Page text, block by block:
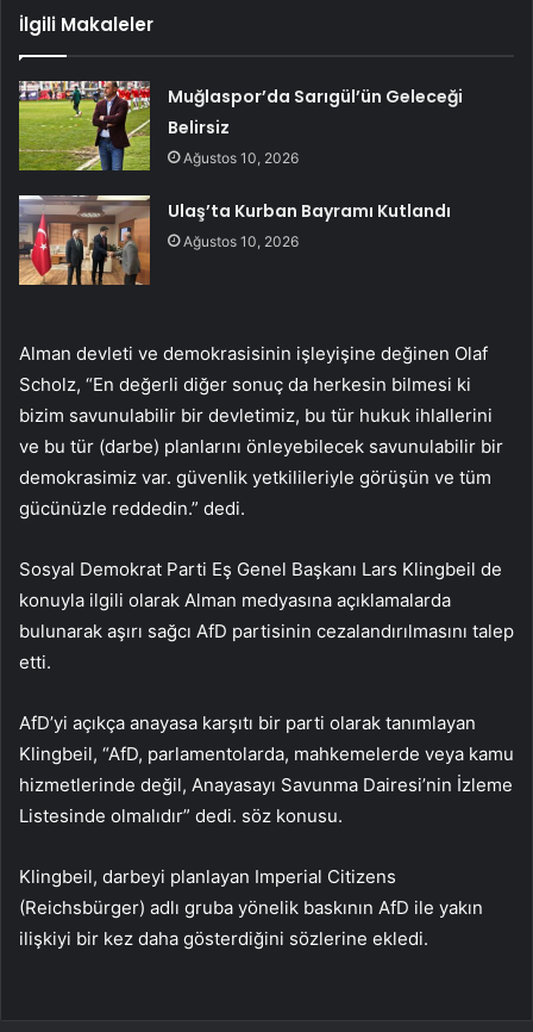
İlgili Makaleler
Muğlaspor’da Sarıgül’ün Geleceği
Belirsiz
Ağustos 10, 2026
Ulaş’ta Kurban Bayramı Kutlandı
Ağustos 10, 2026
Alman devleti ve demokrasisinin işleyişine değinen Olaf
Scholz, “En değerli diğer sonuç da herkesin bilmesi ki
bizim savunulabilir bir devletimiz, bu tür hukuk ihlallerini
ve bu tür (darbe) planlarını önleyebilecek savunulabilir bir
demokrasimiz var. güvenlik yetkilileriyle görüşün ve tüm
gücünüzle reddedin.” dedi.
Sosyal Demokrat Parti Eş Genel Başkanı Lars Klingbeil de
konuyla ilgili olarak Alman medyasına açıklamalarda
bulunarak aşırı sağcı AfD partisinin cezalandırılmasını talep
etti.
AfD’yi açıkça anayasa karşıtı bir parti olarak tanımlayan
Klingbeil, “AfD, parlamentolarda, mahkemelerde veya kamu
hizmetlerinde değil, Anayasayı Savunma Dairesi’nin İzleme
Listesinde olmalıdır” dedi. söz konusu.
Klingbeil, darbeyi planlayan Imperial Citizens
(Reichsbürger) adlı gruba yönelik baskının AfD ile yakın
ilişkiyi bir kez daha gösterdiğini sözlerine ekledi.